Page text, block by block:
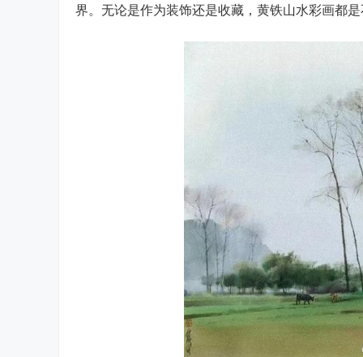
界。无论是作为装饰还是收藏，黄铁山水彩画都